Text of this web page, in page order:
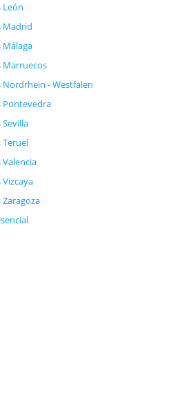
León
Madrid
Málaga
Marruecos
Nordrhein - Westfalen
Pontevedra
Sevilla
Teruel
Valencia
Zaragoza